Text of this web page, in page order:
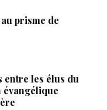
prisme de
entre les élus du